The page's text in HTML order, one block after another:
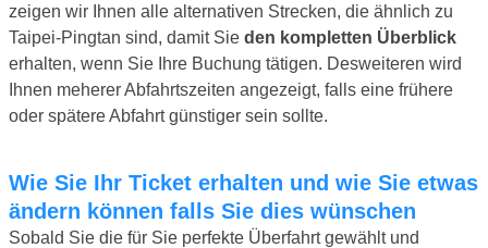
zeigen wir Ihnen alle alternativen Strecken, die ähnlich zu
Taipei-Pingtan sind, damit Sie den kompletten Überblick
erhalten, wenn Sie Ihre Buchung tätigen. Desweiteren wird
Ihnen meherer Abfahrtszeiten angezeigt, falls eine frühere
oder spätere Abfahrt günstiger sein sollte.
Wie Sie Ihr Ticket erhalten und wie Sie etwas
ändern können falls Sie dies wünschen
Sobald Sie die für Sie perfekte Überfahrt gewählt und